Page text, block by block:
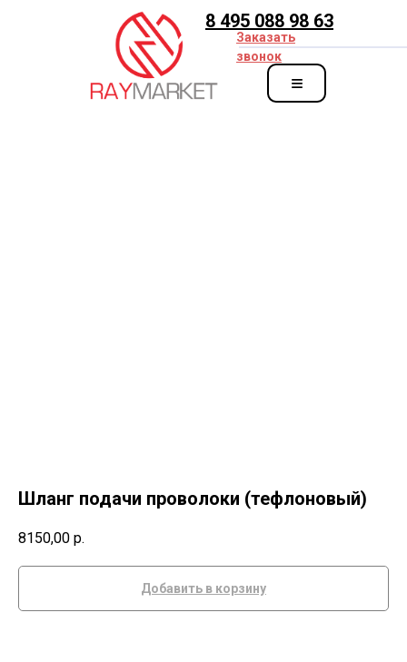
8 495 088 98 63
Заказать
звонок
≡
Шланг подачи проволоки (тефлоновый)
8150,00 р.
Добавить в корзину